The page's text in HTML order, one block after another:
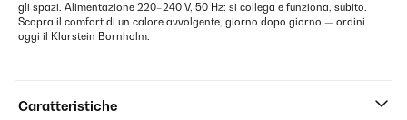
gli spazi. Alimentazione 220–240 V, 50 Hz: si collega e funziona, subito.
Scopra il comfort di un calore avvolgente, giorno dopo giorno — ordini
oggi il Klarstein Bornholm.
Caratteristiche